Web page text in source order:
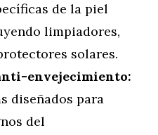
de la piel
limpiadores,
solares.
envejecimiento:
diseñados para
del